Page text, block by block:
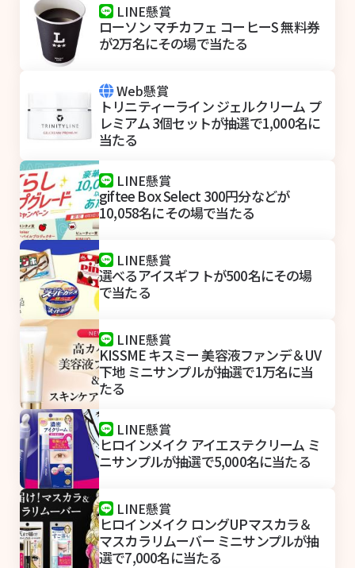
LINE懸賞
ローソン マチカフェ コーヒーS 無料券
が2万名にその場で当たる
Web懸賞
トリニティーライン ジェルクリーム プ
レミアム 3個セットが抽選で1,000名に
当たる
LINE懸賞
giftee Box Select 300円分などが
10,058名にその場で当たる
LINE懸賞
選べるアイスギフトが500名にその場
で当たる
LINE懸賞
KISSME キスミー 美容液ファンデ＆UV
下地 ミニサンプルが抽選で1万名に当
たる
LINE懸賞
ヒロインメイク アイエステクリーム ミ
ニサンプルが抽選で5,000名に当たる
LINE懸賞
ヒロインメイク ロングUPマスカラ＆
マスカラリムーバー ミニサンプルが抽
選で7,000名に当たる